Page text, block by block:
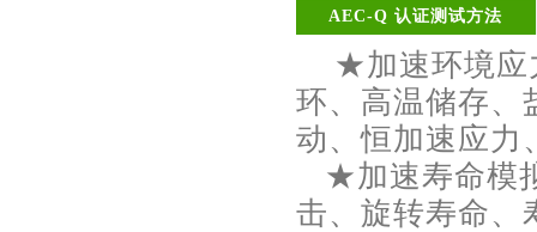
AEC-Q 认证测试方法
★加速环境应
环、高温储存、
动、恒加速应力
★加速寿命模
击、旋转寿命、